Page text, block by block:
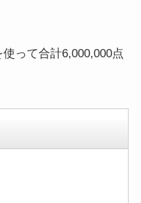
って合計6,000,000点